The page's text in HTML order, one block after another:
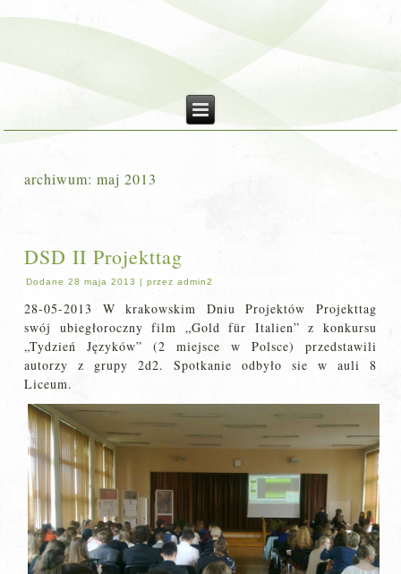
archiwum:maj 2013
DSD II Projekttag
Dodane 28 maja 2013 |przez admin2
28-05-2013 W krakowskim Dniu Projektów Projekttag
swój ubiegłoroczny film „Gold für Italien” z konkursu
„Tydzień Języków” (2 miejsce w Polsce) przedstawili
autorzy z grupy 2d2. Spotkanie odbyło sie w auli 8
Liceum.